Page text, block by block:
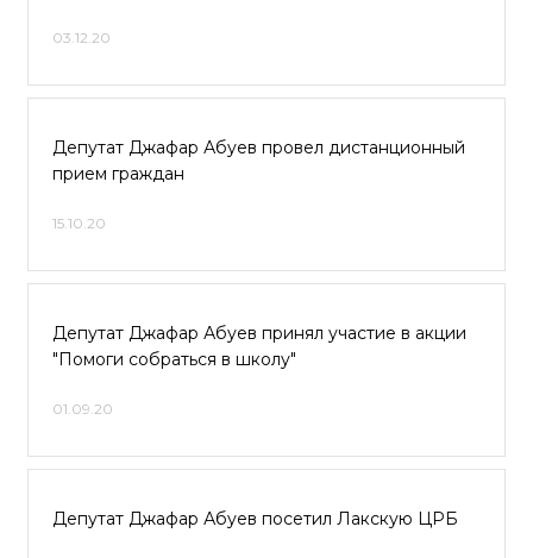
03.12.20
Депутат Джафар Абуев провел дистанционный
прием граждан
15.10.20
Депутат Джафар Абуев принял участие в акции
"Помоги собраться в школу"
01.09.20
Депутат Джафар Абуев посетил Лакскую ЦРБ